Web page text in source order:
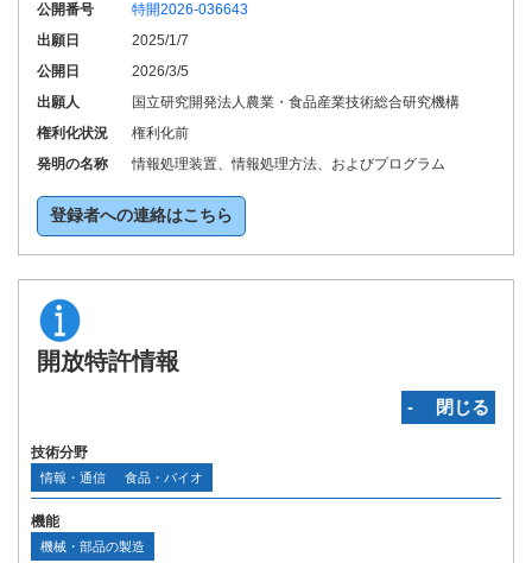
公開番号
特開2026-036643
出願日
2025/1/7
公開日
2026/3/5
出願人
国立研究開発法人農業・食品産業技術総合研究機構
権利化状況
権利化前
発明の名称
情報処理装置、情報処理方法、およびプログラム
登録者への連絡はこちら
開放特許情報
‐ 閉じる
技術分野
情報・通信 食品・バイオ
機能
機械・部品の製造